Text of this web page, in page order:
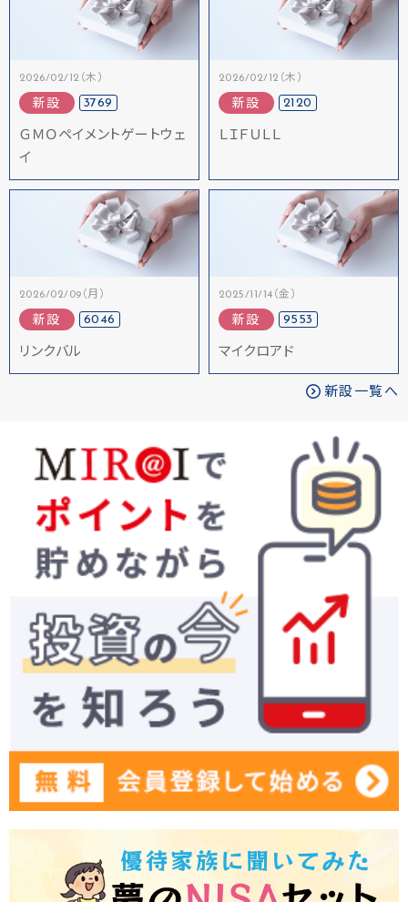
2026/02/12（木）
新設 3769
ＧＭＯペイメントゲートウェ
イ
2026/02/12（木）
新設 2120
ＬＩＦＵＬＬ
2026/02/09（月）
新設 6046
リンクバル
2025/11/14（金）
新設 9553
マイクロアド
新設一覧へ